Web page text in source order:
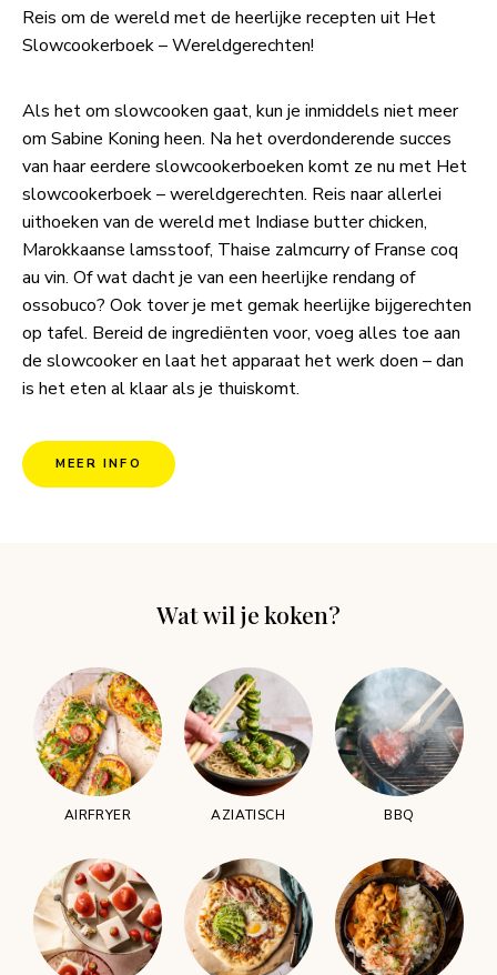
Reis om de wereld met de heerlijke recepten uit Het
Slowcookerboek – Wereldgerechten!
Als het om slowcooken gaat, kun je inmiddels niet meer
om Sabine Koning heen. Na het overdonderende succes
van haar eerdere slowcookerboeken komt ze nu met Het
slowcookerboek – wereldgerechten. Reis naar allerlei
uithoeken van de wereld met Indiase butter chicken,
Marokkaanse lamsstoof, Thaise zalmcurry of Franse coq
au vin. Of wat dacht je van een heerlijke rendang of
ossobuco? Ook tover je met gemak heerlijke bijgerechten
op tafel. Bereid de ingrediënten voor, voeg alles toe aan
de slowcooker en laat het apparaat het werk doen – dan
is het eten al klaar als je thuiskomt.
MEER INFO
Wat wil je koken?
AIRFRYER AZIATISCH BBQ